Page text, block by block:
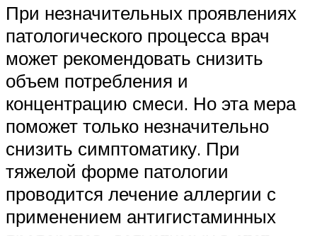
При незначительных проявлениях
патологического процесса врач
может рекомендовать снизить
объем потребления и
концентрацию смеси. Но эта мера
поможет только незначительно
снизить симптоматику. При
тяжелой форме патологии
проводится лечение аллергии с
применением антигистаминных